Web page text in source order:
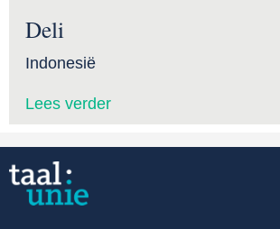
Deli
Indonesië
Lees verder